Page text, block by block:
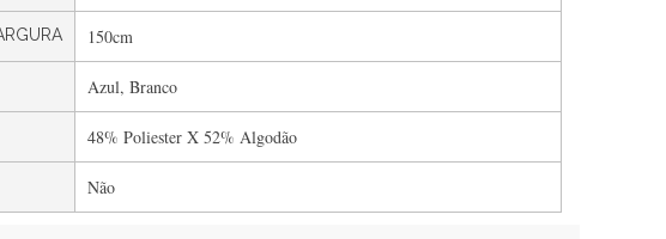
150cm
Azul, Branco
48% Poliester X 52% Algodão
Não